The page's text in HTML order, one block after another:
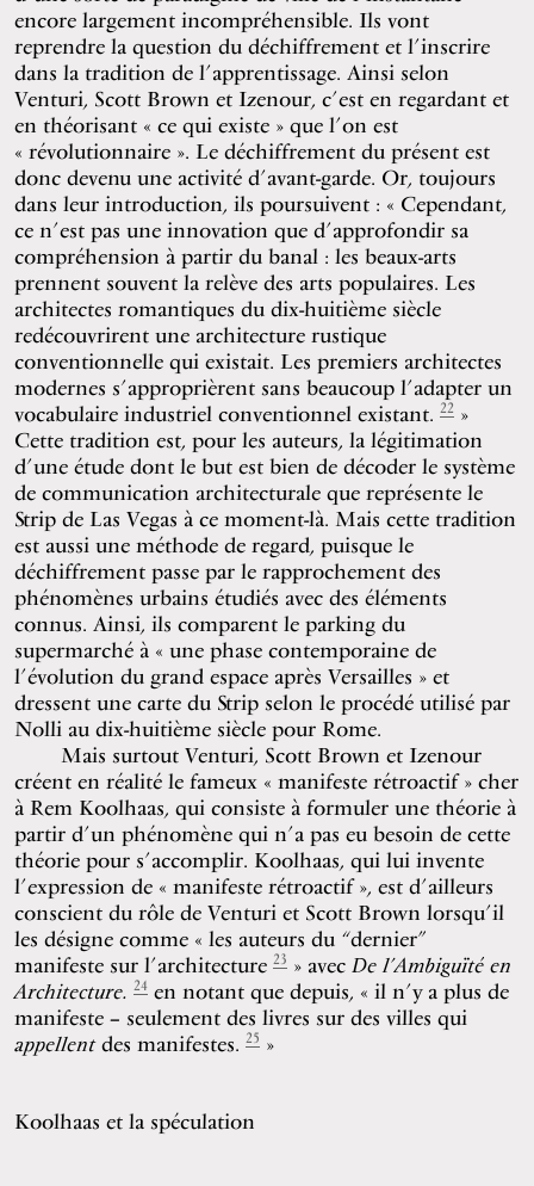
encore largement incompréhensible. Ils vont
reprendre la question du déchiffrement et l’inscrire
dans la tradition de l’apprentissage. Ainsi selon
Venturi, Scott Brown et Izenour, c’est en regardant et
en théorisant « ce qui existe » que l’on est
« révolutionnaire ». Le déchiffrement du présent est
donc devenu une activité d’avant-garde. Or, toujours
dans leur introduction, ils poursuivent : « Cependant,
ce n’est pas une innovation que d’approfondir sa
compréhension à partir du banal : les beaux-arts
prennent souvent la relève des arts populaires. Les
architectes romantiques du dix-huitième siècle
redécouvrirent une architecture rustique
conventionnelle qui existait. Les premiers architectes
modernes s’approprièrent sans beaucoup l’adapter un
vocabulaire industriel conventionnel existant. 22»
Cette tradition est, pour les auteurs, la légitimation
d’une étude dont le but est bien de décoder le système
de communication architecturale que représente le
Strip de Las Vegas à ce moment-là. Mais cette tradition
est aussi une méthode de regard, puisque le
déchiffrement passe par le rapprochement des
phénomènes urbains étudiés avec des éléments
connus. Ainsi, ils comparent le parking du
supermarché à « une phase contemporaine de
l’évolution du grand espace après Versailles » et
dressent une carte du Strip selon le procédé utilisé par
Nolli au dix-huitième siècle pour Rome.
Mais surtout Venturi, Scott Brown et Izenour
créent en réalité le fameux « manifeste rétroactif » cher
à Rem Koolhaas, qui consiste à formuler une théorie à
partir d’un phénomène qui n’a pas eu besoin de cette
théorie pour s’accomplir. Koolhaas, qui lui invente
l’expression de « manifeste rétroactif », est d’ailleurs
conscient du rôle de Venturi et Scott Brown lorsqu’il
les désigne comme « les auteurs du “dernier”
manifeste sur l’architecture 23» avec De l’Ambiguïté en
Architecture. 24en notant que depuis, « il n’y a plus de
manifeste – seulement des livres sur des villes qui
appellentdes manifestes. 25»
Koolhaas et la spéculation